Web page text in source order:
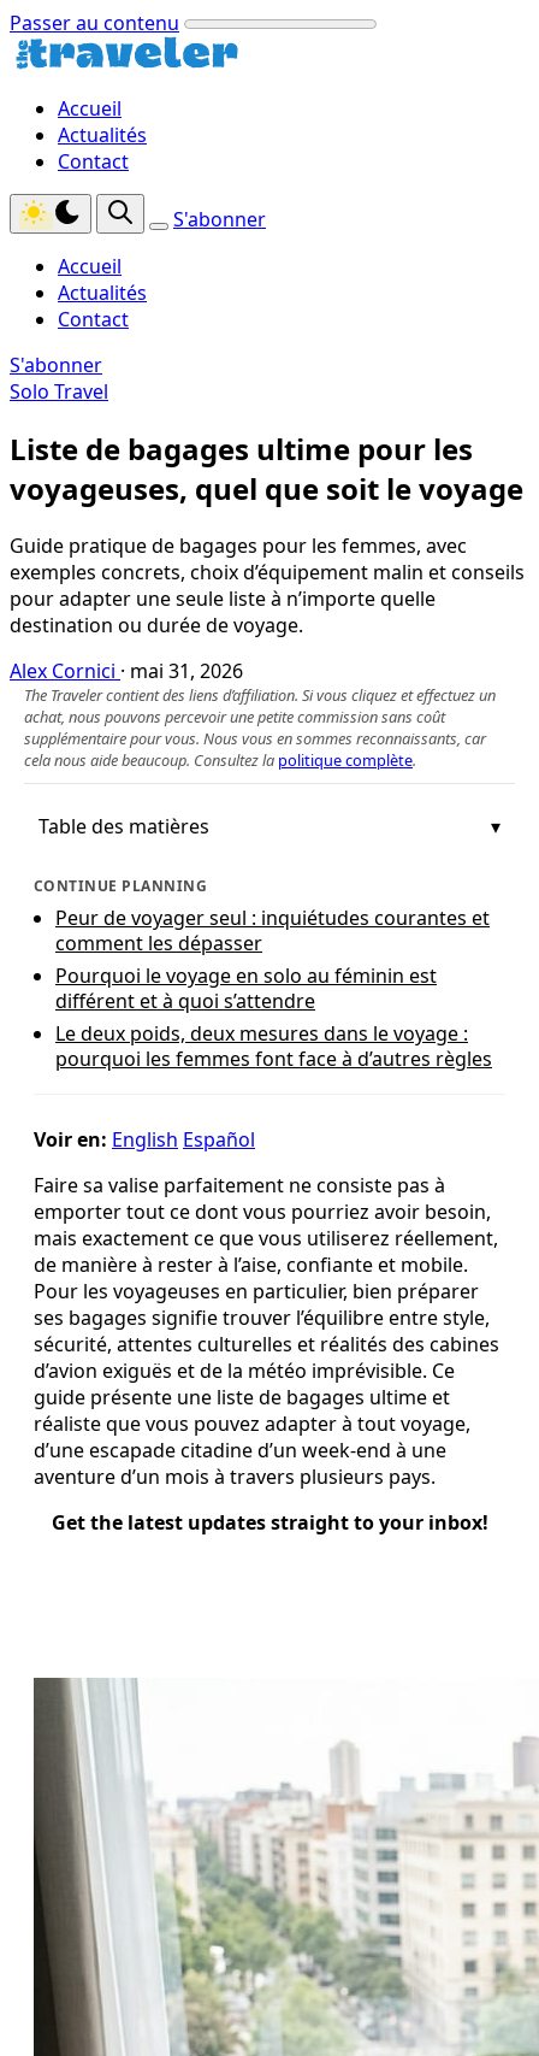
Passer au contenu
Accueil
Actualités
Contact
S'abonner
Accueil
Actualités
Contact
S'abonner
Solo Travel
Liste de bagages ultime pour les
voyageuses, quel que soit le voyage
Guide pratique de bagages pour les femmes, avec
exemples concrets, choix d’équipement malin et conseils
pour adapter une seule liste à n’importe quelle
destination ou durée de voyage.
Alex Cornici · mai 31, 2026
The Traveler contient des liens d’affiliation. Si vous cliquez et effectuez un
achat, nous pouvons percevoir une petite commission sans coût
supplémentaire pour vous. Nous vous en sommes reconnaissants, car
cela nous aide beaucoup. Consultez la politique complète.
Table des matières
CONTINUE PLANNING
Peur de voyager seul : inquiétudes courantes et
comment les dépasser
Pourquoi le voyage en solo au féminin est
différent et à quoi s’attendre
Le deux poids, deux mesures dans le voyage :
pourquoi les femmes font face à d’autres règles
Voir en: English Español
Faire sa valise parfaitement ne consiste pas à
emporter tout ce dont vous pourriez avoir besoin,
mais exactement ce que vous utiliserez réellement,
de manière à rester à l’aise, confiante et mobile.
Pour les voyageuses en particulier, bien préparer
ses bagages signifie trouver l’équilibre entre style,
sécurité, attentes culturelles et réalités des cabines
d’avion exiguës et de la météo imprévisible. Ce
guide présente une liste de bagages ultime et
réaliste que vous pouvez adapter à tout voyage,
d’une escapade citadine d’un week-end à une
aventure d’un mois à travers plusieurs pays.
Get the latest updates straight to your inbox!